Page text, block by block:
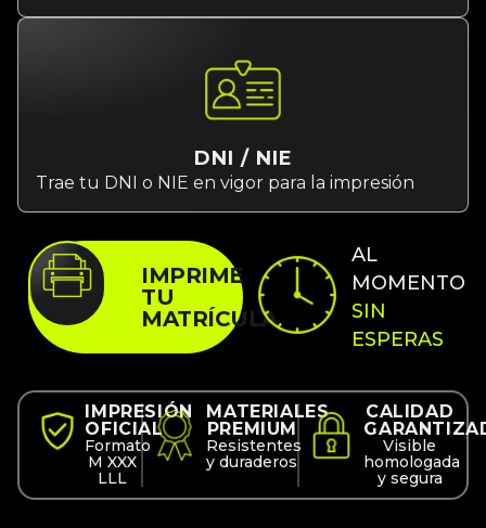
DNI / NIE
Trae tu DNI o NIE en vigor para la impresión
IMPRIME
TU
MATRÍCULA
AL
MOMENTO
SIN
ESPERAS
IMPRESIÓN
OFICIAL
Formato
M XXX
LLL
MATERIALES
PREMIUM
Resistentes
y duraderos
CALIDAD
Visible
homologada
y segura